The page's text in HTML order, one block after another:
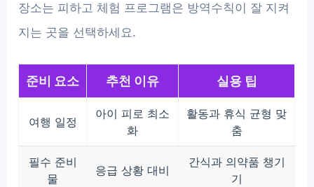
장소는 피하고 체험 프로그램은 방역수칙이 잘 지켜
지는 곳을 선택하세요.
준비 요소 추천 이유 실용 팁
여행 일정
아이 피로 최소
화
활동과 휴식 균형 맞
춤
필수 준비
물
응급 상황 대비
간식과 의약품 챙기
기